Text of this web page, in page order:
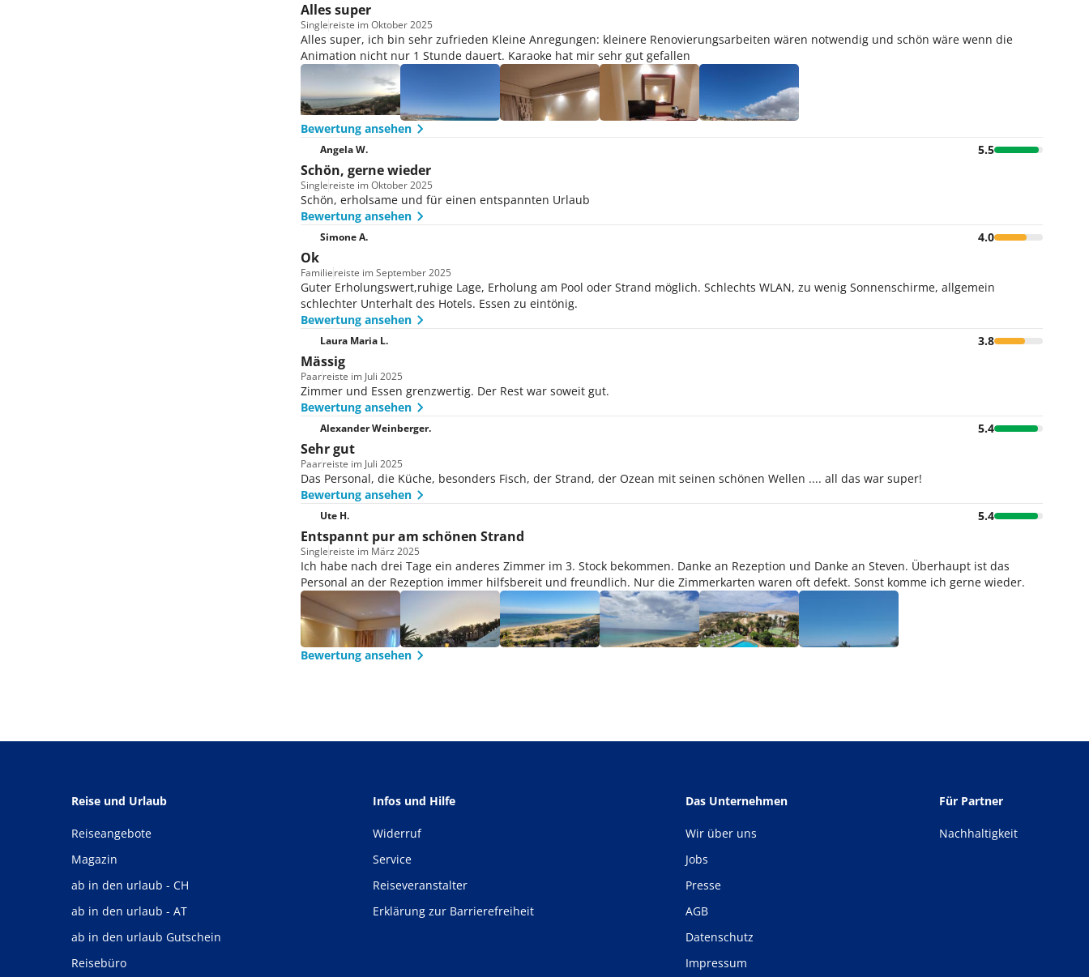
Alles super
Singlereiste im Oktober 2025
Alles super, ich bin sehr zufrieden Kleine Anregungen: kleinere Renovierungsarbeiten wären notwendig und schön wäre wenn die
Animation nicht nur 1 Stunde dauert. Karaoke hat mir sehr gut gefallen
Bewertung ansehen
Angela W. 5.5
Schön, gerne wieder
Singlereiste im Oktober 2025
Schön, erholsame und für einen entspannten Urlaub
Bewertung ansehen
Simone A. 4.0
Ok
Familiereiste im September 2025
Guter Erholungswert,ruhige Lage, Erholung am Pool oder Strand möglich. Schlechts WLAN, zu wenig Sonnenschirme, allgemein
schlechter Unterhalt des Hotels. Essen zu eintönig.
Bewertung ansehen
Laura Maria L. 3.8
Mässig
Paarreiste im Juli 2025
Zimmer und Essen grenzwertig. Der Rest war soweit gut.
Bewertung ansehen
Alexander Weinberger. 5.4
Sehr gut
Paarreiste im Juli 2025
Das Personal, die Küche, besonders Fisch, der Strand, der Ozean mit seinen schönen Wellen .... all das war super!
Bewertung ansehen
Ute H. 5.4
Entspannt pur am schönen Strand
Singlereiste im März 2025
Ich habe nach drei Tage ein anderes Zimmer im 3. Stock bekommen. Danke an Rezeption und Danke an Steven. Überhaupt ist das
Personal an der Rezeption immer hilfsbereit und freundlich. Nur die Zimmerkarten waren oft defekt. Sonst komme ich gerne wieder.
Bewertung ansehen
Reise und Urlaub
Reiseangebote
Magazin
ab in den urlaub - CH
ab in den urlaub - AT
ab in den urlaub Gutschein
Reisebüro
Infos und Hilfe
Widerruf
Service
Reiseveranstalter
Erklärung zur Barrierefreiheit
Das Unternehmen
Wir über uns
Jobs
Presse
AGB
Datenschutz
Impressum
Für Partner
Nachhaltigkeit